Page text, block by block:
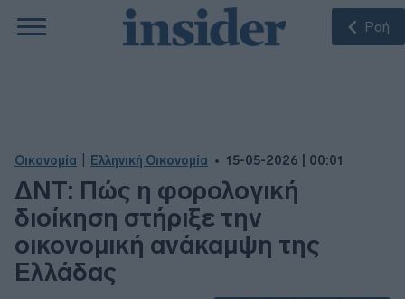
Ροή
Οικονομία Ελληνική Οικονομία 15-05-2026 | 00:01
ΔΝΤ: Πώς η φορολογική
διοίκηση στήριξε την
οικονομική ανάκαμψη της
Ελλάδας